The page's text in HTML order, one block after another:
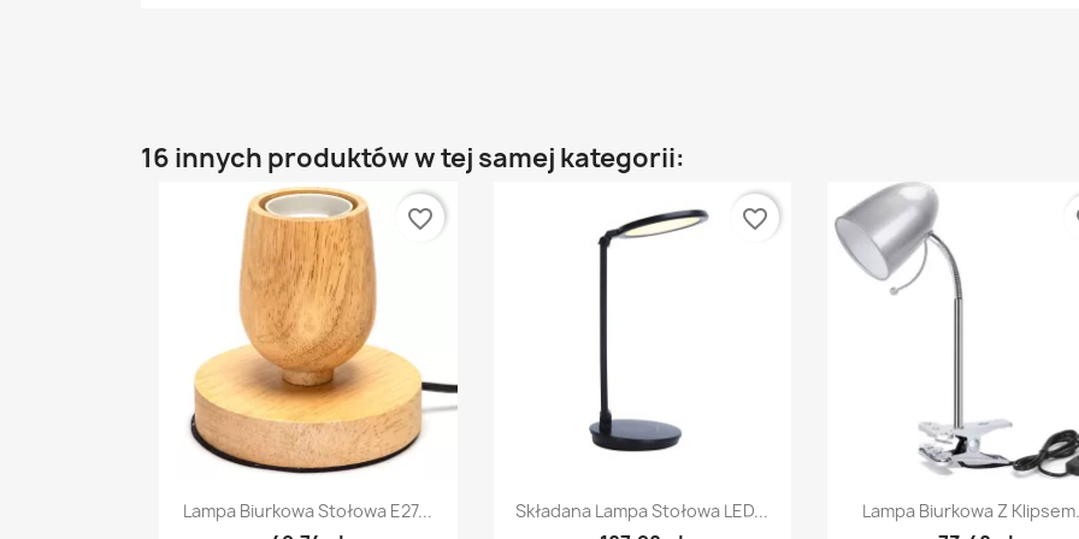
16 innych produktów w tej samej kategorii:
Szybki podgląd
Lampa Biurkowa Stołowa E27...
favorite_border
Szybki podgląd
Składana Lampa Stołowa LED...
favorite_border
Szybki podgląd
Lampa Biurkowa Z